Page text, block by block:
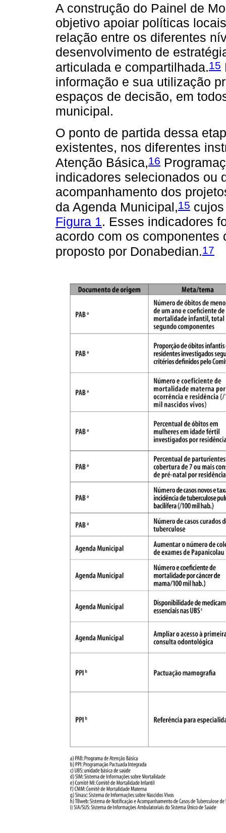
A construção do Painel de
objetivo apoiar políticas
relação entre os diferentes
desenvolvimento de
articulada e compartilhada.15
informação e sua utilização
espaços de decisão, em
municipal.
O ponto de partida dessa
existentes, nos diferentes
Atenção Básica,16
indicadores selecionados ou
acompanhamento dos
da Agenda Municipal,15
Figura 1. Esses indicadores
acordo com os componentes
proposto por Donabedian.17